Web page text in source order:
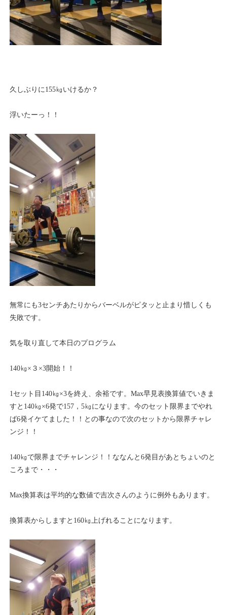
久しぶりに155㎏いけるか？
浮いたーっ！！
無常にも3センチあたりからバーベルがピタッと止まり惜しくも
失敗です。
気を取り直して本日のプログラム
140㎏×３×3開始！！
1セット目140㎏×3を終え、余裕です。Max早見表換算値でいきま
すと140㎏×6発で157，5㎏になります。今のセット限界までやれ
ば6発イケてました！！との事なので次のセットから限界チャレ
ンジ！！
140㎏で限界までチャレンジ！！ななんと6発目があとちょいのと
ころまで・・・
Max換算表は平均的な数値で吉次さんのように例外もあります。
換算表からしますと160㎏上げれることになります。